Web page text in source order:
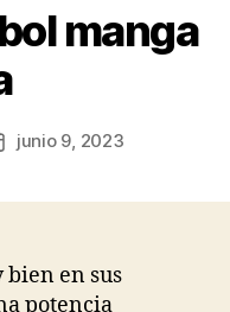
manga
junio 9, 2023
en sus
potencia